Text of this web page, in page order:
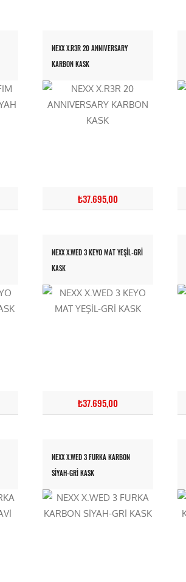
NEXX X.R3R 20 ANNIVERSARY
KARBON KASK
₺37.695,00
NEXX X.WED 3 KEYO MAT YEŞİL-GRİ
KASK
₺37.695,00
NEXX X.WED 3 FURKA KARBON
SİYAH-GRİ KASK